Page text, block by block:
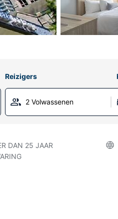
Reizigers
2 Volwassenen
DAN 25 JAAR